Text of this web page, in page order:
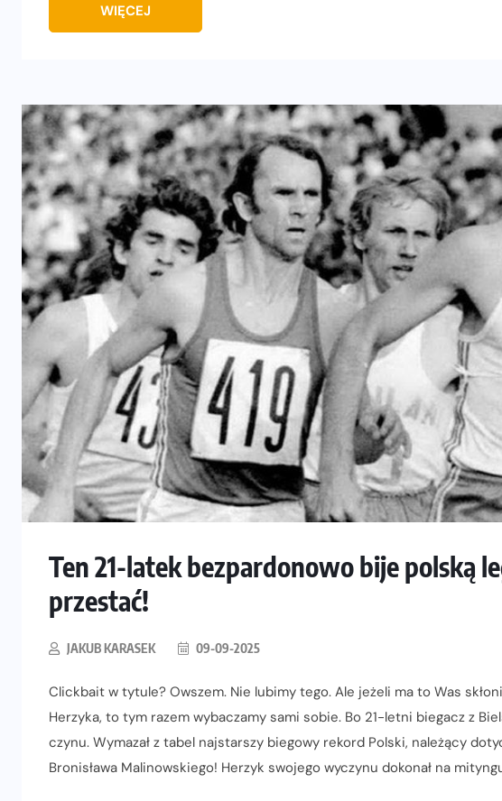
WIĘCEJ
Ten 21-latek bezpardonowo bije polską
przestać!
JAKUB KARASEK 09-09-2025
Clickbait w tytule? Owszem. Nie lubimy tego. Ale jeżeli ma to Was
Herzyka, to tym razem wybaczamy sami sobie. Bo 21-letni biegacz z
czynu. Wymazał z tabel najstarszy biegowy rekord Polski, należący
Bronisława Malinowskiego! Herzyk swojego wyczynu dokonał na